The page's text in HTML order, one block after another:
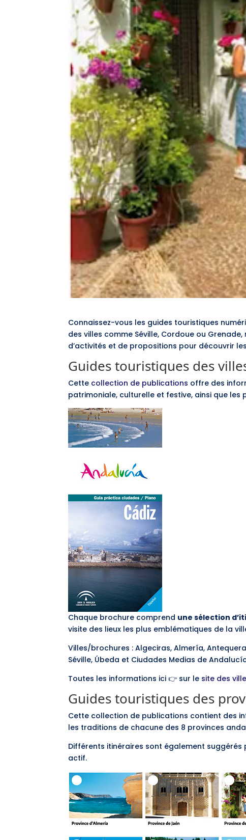
Connaissez-vous les guides touristiques
des villes comme Séville, Cordoue ou
d’activités et de propositions pour découvrir
Guides touristiques des
Cette collection de publications offre des
patrimoniale, culturelle et festive, ainsi que
Chaque brochure comprend une sélection
visite des lieux les plus emblématiques de la
Villes/brochures : Algeciras, Almería,
Séville, Úbeda et Ciudades Medias de
Toutes les informations ici 👉 sur le site des
Guides touristiques des
Cette collection de publications contient des
les traditions de chacune des 8 provinces
Différents itinéraires sont également
actif.